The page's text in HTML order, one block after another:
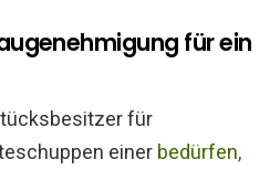
für ein
für
einer bedürfen,